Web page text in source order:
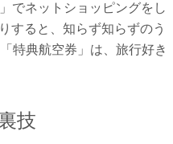
でネットショッピングをし
すると、知らず知らずのう
特典航空券」は、旅行好き
技